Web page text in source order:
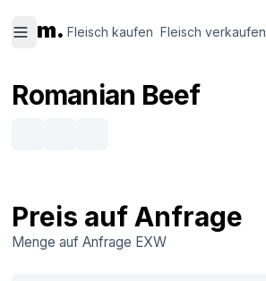
m. Fleisch kaufen Fleisch verkaufen
kaufen
verkaufen
Romanian Beef
Preis auf Anfrage
Menge auf Anfrage EXW